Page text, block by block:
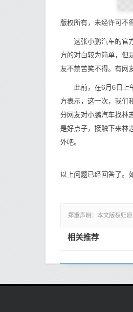
版权所有，未经许可不
这张小鹏汽车的官方
方的对白较为简单，但
友不禁苦笑不得。有网
此前，在6月6日上午
方表示，这一次，我们
分网友对小鹏汽车找林
是好点子，接触下来林
外吧。
以上问题已经回答了。
郑重声明：本文版权归
相关推荐